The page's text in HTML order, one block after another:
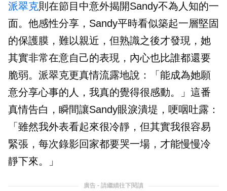
派翠克則在節目中意外揭開Sandy不為人知的一
面。他感性分享，Sandy平時看似築起一層堅固
的保護膜，難以親近，但熟識之後才發現，她
其實非常在意自己的表現，內心也比誰都還要
脆弱。派翠克更真情流露地說：「能成為她願
意分享心事的人，我真的覺得很感動。」這番
真情告白，瞬間讓Sandy眼淚潰堤，哽咽吐露：
「雖然我外表看起來很冷靜，但其實我很容易
緊張，每次錄影回家都要哭一場，才能慢慢冷
靜下來。」
廣告 - 請繼續往下閱讀